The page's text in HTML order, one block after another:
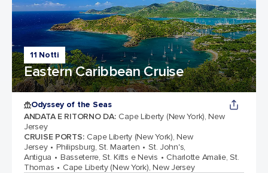
11 Notti
Eastern Caribbean Cruise
Odyssey of the Seas
ANDATA E RITORNO DA: Cape Liberty (New York), New
Jersey
CRUISE PORTS: Cape Liberty (New York), New
Jersey
Philipsburg, St. Maarten
St. John's,
Antigua
Basseterre, St. Kitts e Nevis
Charlotte Amalie, St.
Thomas
Cape Liberty (New York), New Jersey